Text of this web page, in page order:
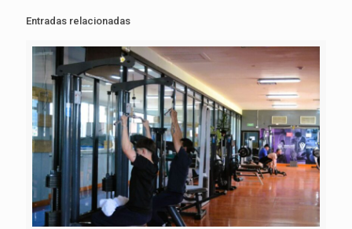
Entradas relacionadas